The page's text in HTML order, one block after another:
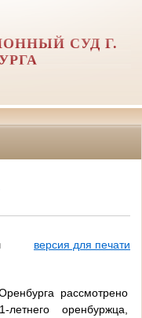
СУД Г.
версия для печати
рассмотрено
оренбуржца,